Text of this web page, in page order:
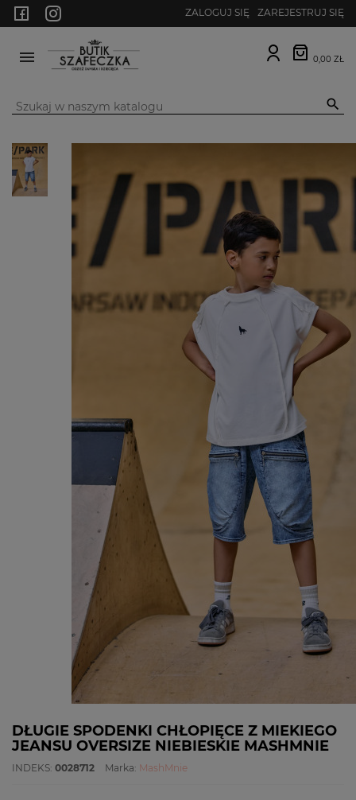
ZALOGUJ SIĘ ZAREJESTRUJ SIĘ

0,00 ZŁ
MENU
DŁUGIE SPODENKI CHŁOPIĘCE Z MIEKIEGO
JEANSU OVERSIZE NIEBIESKIE MASHMNIE
INDEKS: 0028712 Marka: MashMnie